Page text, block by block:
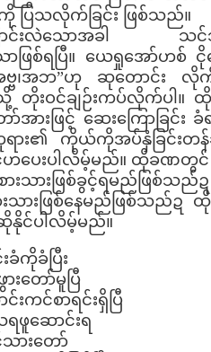
ပြသလိုက်ခြင်း ဖြစ်သည်။
ောင်းလဲသောအခါ သ
ြစ်ရပြီ။ ယေရှုအော်ဟစ် ငို
၊အဘ”ဟု ဆုတောင်း လိုက်
တိုးဝင်ချဉ်းကပ်လိုက်ပါ။
းဖြင့် ဆေးကြောခြင်း
ား၏ ကိုယ်ကိုအပ်နှံခြင်းတန်
ဟပေးပါလိမ့်မည်။ ထိုခဏတွ
းသားဖြစ်ခွင့်ရမည်ဖြစ်သည်
ားဖြစ်နေမည်ဖြစ်သည်ဍ ထို
နိုင်ပါလိမ့်မည်။
ခံကိုခံပြီး
းတော်မူပြီ
င်းကင်စာရင်းရှိပြီ
ဖူဆောင်းရ
ားတော်